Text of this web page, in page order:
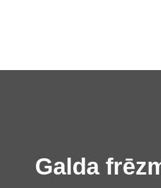
Galda